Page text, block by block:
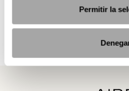
Permitir la